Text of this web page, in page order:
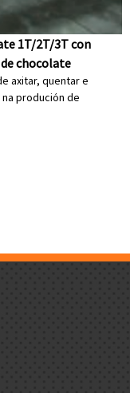
1T/2T/3T con
chocolate
axitar, quentar e
produción de